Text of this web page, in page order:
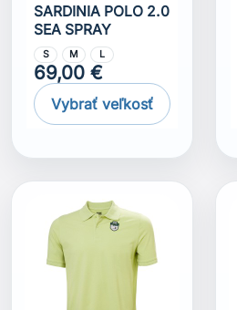
SARDINIA POLO 2.0
SEA SPRAY
S M L
69,00 €
Vybrať veľkosť